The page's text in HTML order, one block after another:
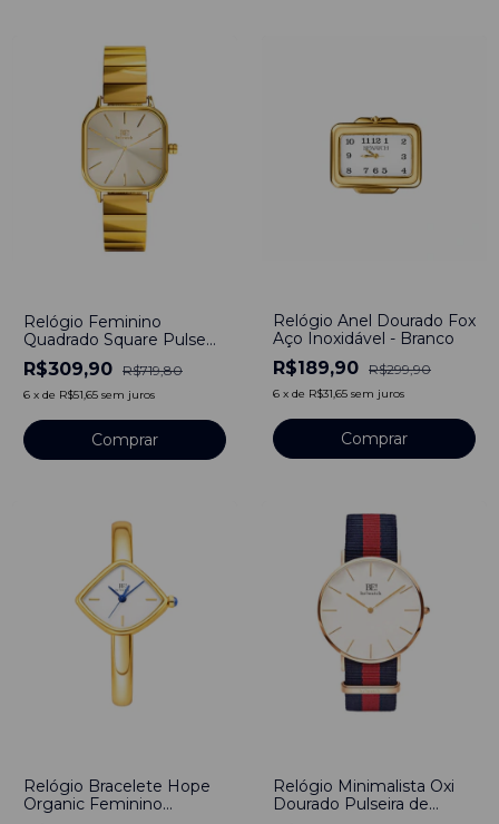
Relógio Feminino
Quadrado Square Pulse
Full Gold Aço Inoxidável
banhado a titânio
R$309,90 R$719,80
6 x de R$51,65 sem juros
Comprar
Relógio Anel Dourado Fox
Aço Inoxidável - Branco
R$189,90 R$299,90
6 x de R$31,65 sem juros
Relógio Bracelete Hope
Organic Feminino
Relógio Minimalista Oxi
Dourado Pulseira de